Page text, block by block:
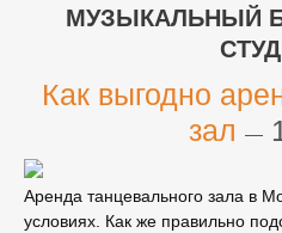
МУЗЫКАЛЬНЫЙ
Как выгодно
зал —
Аренда танцевального зала в
условиях. Как же правильно